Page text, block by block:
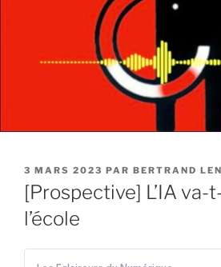
PUBLIÉ
LE
3 MARS 2023 PAR BERTRAND
[Prospective] L’IA
l’école